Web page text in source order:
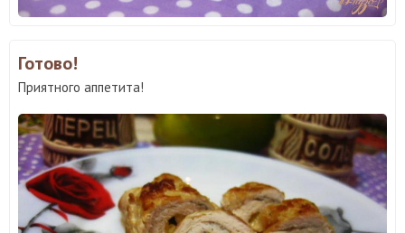
Готово!
Приятного аппетита!